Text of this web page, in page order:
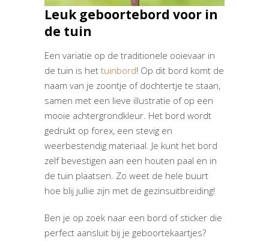
Leuk geboortebord voor in
de tuin
Een variatie op de traditionele ooievaar in
de tuin is het tuinbord! Op dit bord komt de
naam van je zoontje of dochtertje te staan,
samen met een lieve illustratie of op een
mooie achtergrondkleur. Het bord wordt
gedrukt op forex, een stevig en
weerbestendig materiaal. Je kunt het bord
zelf bevestigen aan een houten paal en in
de tuin plaatsen. Zo weet de hele buurt
hoe blij jullie zijn met de gezinsuitbreiding!
Ben je op zoek naar een bord of sticker die
perfect aansluit bij je geboortekaartjes?